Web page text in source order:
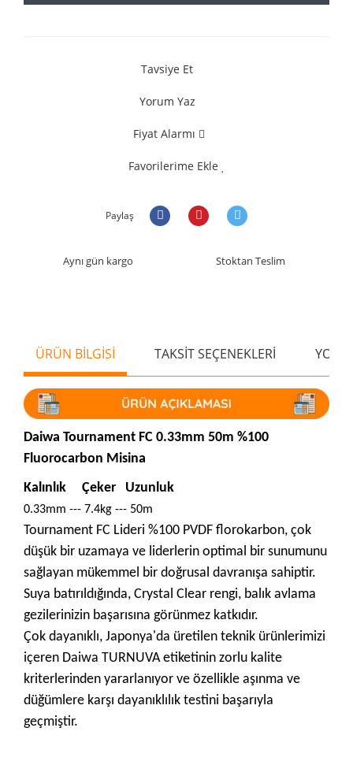
Tavsiye Et
Yorum Yaz
Fiyat Alarmı
Favorilerime Ekle
Paylaş
Aynı gün kargo Stoktan Teslim
ÜRÜN BİLGİSİ TAKSİT SEÇENEKLERİ
Daiwa Tournament FC 0.33mm 50m %100
Fluorocarbon Misina
Kalınlık
Çeker Uzunluk
0.33mm --- 7.4kg --- 50m
Tournament FC Lideri %100 PVDF florokarbon, çok
düşük bir uzamaya ve liderlerin optimal bir sunumunu
sağlayan mükemmel bir doğrusal davranışa sahiptir.
Suya batırıldığında, Crystal Clear rengi, balık avlama
gezilerinizin başarısına görünmez katkıdır.
Çok dayanıklı, Japonya'da üretilen teknik ürünlerimizi
içeren Daiwa TURNUVA etiketinin zorlu kalite
kriterlerinden yararlanıyor ve özellikle aşınma ve
düğümlere karşı dayanıklılık testini başarıyla
geçmiştir.